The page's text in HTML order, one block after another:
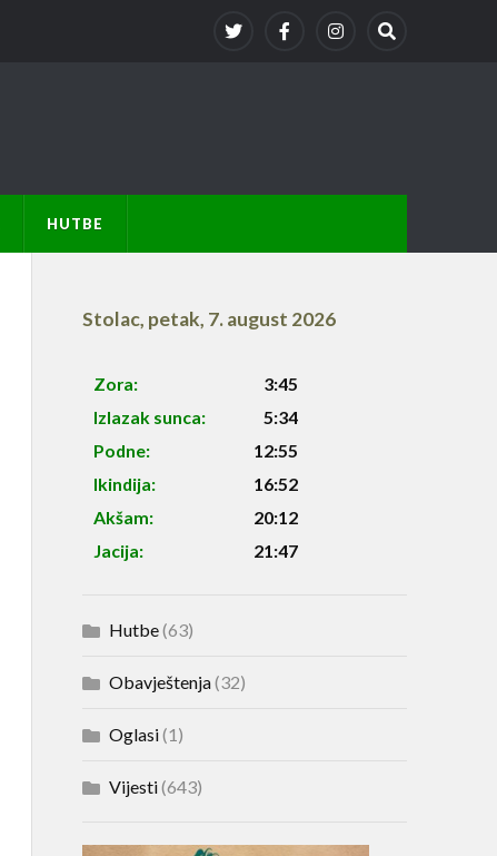
HUTBE
Stolac, petak, 7. august 2026
Zora:
3:45
Izlazak sunca:
5:34
Podne:
12:55
Ikindija:
16:52
Akšam:
20:12
Jacija:
21:47
Hutbe(63)
Obavještenja(32)
Oglasi(1)
Vijesti(643)